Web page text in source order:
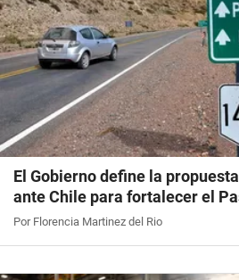
El Gobierno define la
ante Chile para fortalecer el
Por Florencia Martinez del Rio